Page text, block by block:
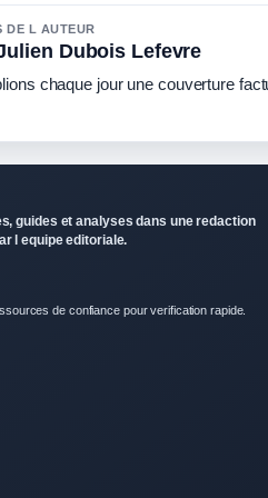
DE L AUTEUR
Dubois Lefevre
chaque jour une couverture
guides et analyses dans une redaction
l equipe editoriale.
de confiance pour verification rapide.